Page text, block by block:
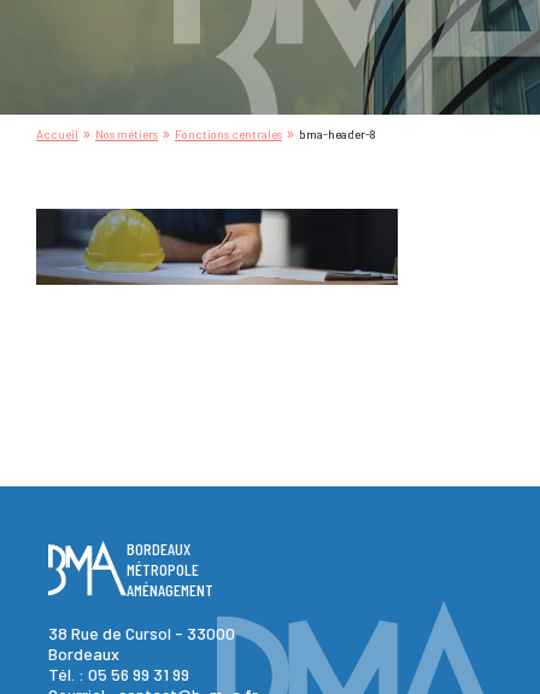
Accueil » Nos métiers » Fonctions centrales » bma-header-8
BORDEAUX
MÉTROPOLE
AMÉNAGEMENT
38 Rue de Cursol - 33000
Bordeaux
Tél. : 05 56 99 31 99